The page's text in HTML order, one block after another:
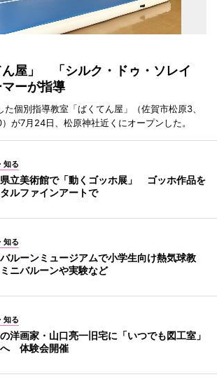
ん屋」 「シルク・ドゥ・ソレイ
ーが指導
個別指導教室「ばくてん屋」（佐賀市松原3、
が7月24日、松原神社近くにオープンした。
知る
立美術館で「動くゴッホ展」 ゴッホ作品を
ルファインアートで
知る
ルーンミュージアムで小学生向け熱気球教
ニバルーンや実験など
知る
洋画家・山口亮一旧宅に「いつでも図工室」
へ 体験会開催